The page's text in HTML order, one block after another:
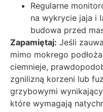
Regularne
na wykrycie jaja i
budowa przed
Zapamiętaj: Jeśli
mimo mokrego
ciemnieje,
zgnilizną korzeni lub
grzybowymi
które wymagają